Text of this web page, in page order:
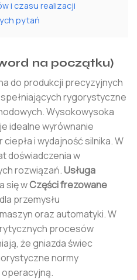
i czasu realizacji
pytań
na początku)
do produkcji precyzyjnych
rygorystyczne
Wysokowysoka
idealne wyrównanie
i wydajność silnika. W
doświadczenia w
rozwiązań.Usługa
się wCzęści frezowane
dla przemysłu
oraz automatyki. W
procesów
że gniazda świec
normy